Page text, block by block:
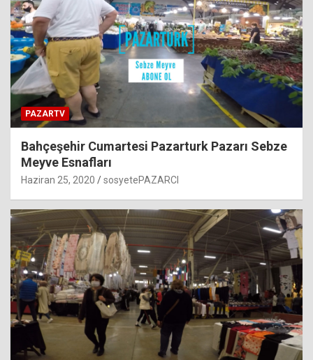
PAZARTV
Bahçeşehir Cumartesi Pazarturk Pazarı Sebze
Meyve Esnafları
Haziran 25, 2020 sosyetePAZARCI